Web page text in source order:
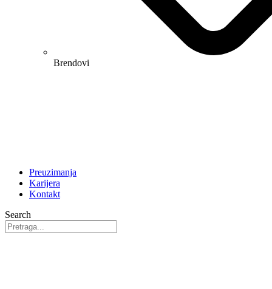
Brendovi
Preuzimanja
Karijera
Kontakt
Search